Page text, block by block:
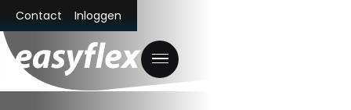
Contact Inloggen